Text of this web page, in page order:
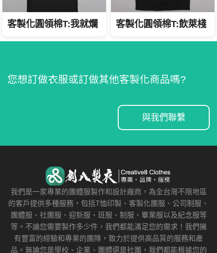
客製化圓領棉T:我就爛 客製化圓領棉T:飲萊棧
您想訂做衣服或訂做其他客製化商品嗎?
與我們聯繫
我們是一家專業的團體服製作和設計廠商，為全台灣不限地區
的客戶提供多種服務，包括T恤印製、客製化團服、公司制服、
團體服、社團服、迎新服、班服、制服、畢業服以及紀念服等
等。不論您需要製作多少件，我們都能滿足您的需求！我們擁
有豐富的經驗和專業的團隊，致力於提供高品質的服務和產
品。無論您是學校、企業、團體還是社團，我們都能根據您的